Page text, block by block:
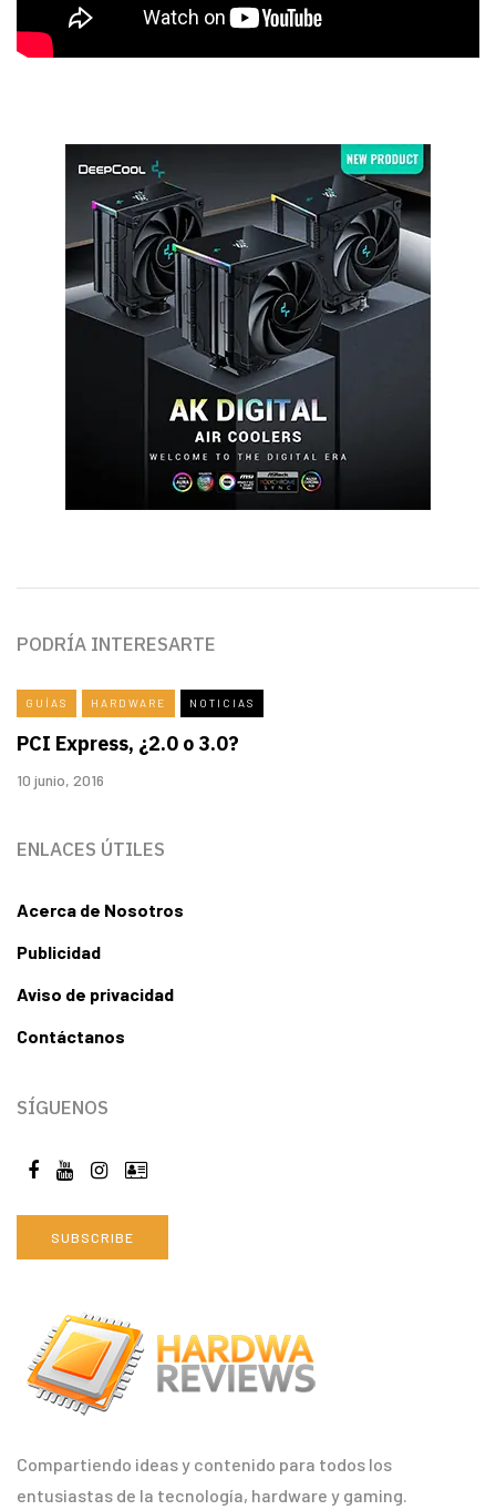
Compartiendo ideas y contenido para todos los
entusiastas de la tecnología, hardware y gaming.
PODRÍA INTERESARTE
GUÍAS HARDWARE NOTICIAS
PCI Express, ¿2.0 o 3.0?
10 junio, 2016
ENLACES ÚTILES
Acerca de Nosotros
Publicidad
Aviso de privacidad
Contáctanos
SÍGUENOS
SUBSCRIBE